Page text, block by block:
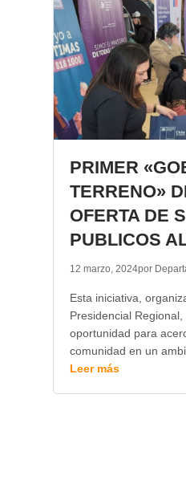
PRIMER
TERRENO»
OFERTA DE
PUBLICOS
12 marzo, 2024por
Esta iniciativa,
Presidencial
oportunidad para
comunidad en un
Leer más